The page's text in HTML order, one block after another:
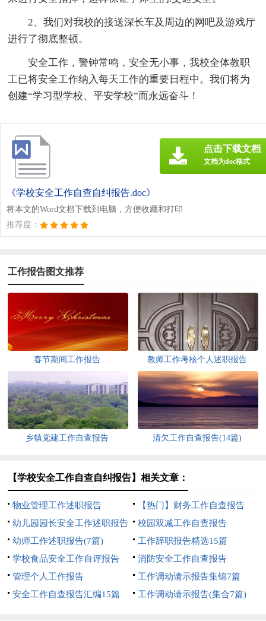
2、我们对我校的接送深长车及周边的网吧及游戏厅
进行了彻底整顿。
安全工作，警钟常鸣，安全无小事，我校全体教职
工已将安全工作纳入每天工作的重要日程中。我们将为
创建“学习型学校、平安学校”而永远奋斗！
《学校安全工作自查自纠报告.doc》
将本文的Word文档下载到电脑，方便收藏和打印
推荐度：
点击下载文档
文档为doc格式
工作报告图文推荐
春节期间工作报告 教师工作考核个人述职报告
乡镇党建工作自查报告 清欠工作自查报告(14篇)
【学校安全工作自查自纠报告】相关文章：
物业管理工作述职报告
【热门】财务工作自查报告
幼儿园园长安全工作述职报告
校园双减工作自查报告
幼师工作述职报告(7篇)
工作辞职报告精选15篇
学校食品安全工作自评报告
消防安全工作自查报告
管理个人工作报告
工作调动请示报告集锦7篇
安全工作自查报告汇编15篇
工作调动请示报告(集合7篇)